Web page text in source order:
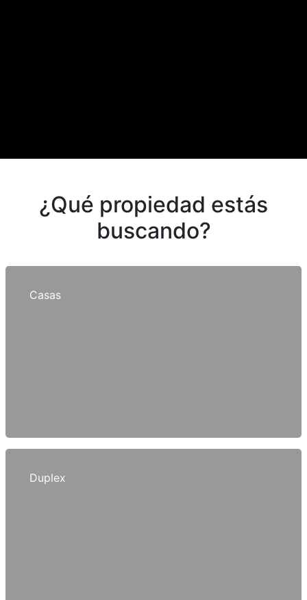
¿Qué propiedad estás
buscando?
Casas
Duplex